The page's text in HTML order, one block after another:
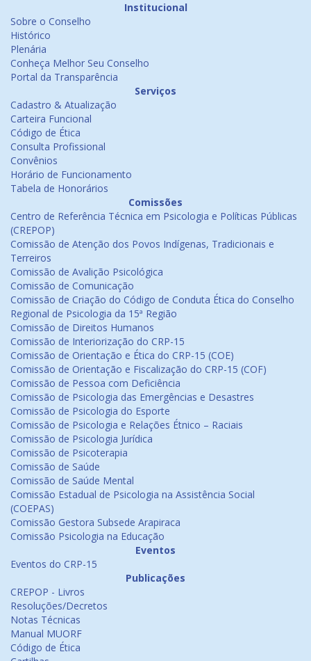
Institucional
Sobre o Conselho
Histórico
Plenária
Conheça Melhor Seu Conselho
Portal da Transparência
Serviços
Cadastro & Atualização
Carteira Funcional
Código de Ética
Consulta Profissional
Convênios
Horário de Funcionamento
Tabela de Honorários
Comissões
Centro de Referência Técnica em Psicologia e Políticas Públicas
(CREPOP)
Comissão de Atenção dos Povos Indígenas, Tradicionais e
Terreiros
Comissão de Avalição Psicológica
Comissão de Comunicação
Comissão de Criação do Código de Conduta Ética do Conselho
Regional de Psicologia da 15ª Região
Comissão de Direitos Humanos
Comissão de Interiorização do CRP-15
Comissão de Orientação e Ética do CRP-15 (COE)
Comissão de Orientação e Fiscalização do CRP-15 (COF)
Comissão de Pessoa com Deficiência
Comissão de Psicologia das Emergências e Desastres
Comissão de Psicologia do Esporte
Comissão de Psicologia e Relações Étnico – Raciais
Comissão de Psicologia Jurídica
Comissão de Psicoterapia
Comissão de Saúde
Comissão de Saúde Mental
Comissão Estadual de Psicologia na Assistência Social
(COEPAS)
Comissão Gestora Subsede Arapiraca
Comissão Psicologia na Educação
Eventos
Eventos do CRP-15
Publicações
CREPOP - Livros
Resoluções/Decretos
Notas Técnicas
Manual MUORF
Código de Ética